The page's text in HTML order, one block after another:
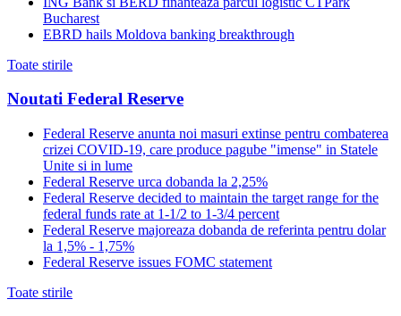
Bucharest
EBRD hails Moldova banking breakthrough
Toate stirile
Noutati Federal Reserve
Federal Reserve anunta noi masuri extinse pentru combaterea
crizei COVID-19, care produce pagube "imense" in Statele
Unite si in lume
Federal Reserve urca dobanda la 2,25%
Federal Reserve decided to maintain the target range for the
federal funds rate at 1-1/2 to 1-3/4 percent
Federal Reserve majoreaza dobanda de referinta pentru dolar
la 1,5% - 1,75%
Federal Reserve issues FOMC statement
Toate stirile